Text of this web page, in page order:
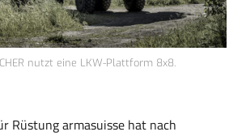
nutzt eine LKW-Plattform 8x8.
Rüstung armasuisse hat nach